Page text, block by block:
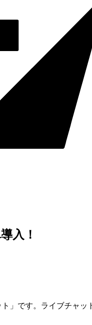
入！
ト」です。ライブチ